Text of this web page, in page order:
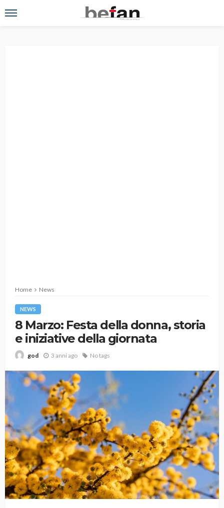
Home News
NEWS
8 Marzo: Festa della donna, storia
e iniziative della giornata
god 3 anni ago No tags